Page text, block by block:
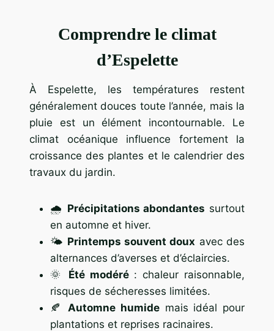
Comprendre le climat
d’Espelette
À Espelette, les températures restent
généralement douces toute l’année, mais la
pluie est un élément incontournable. Le
climat océanique influence fortement la
croissance des plantes et le calendrier des
travaux du jardin.
🌧️ Précipitations abondantes surtout
en automne et hiver.
🌤️ Printemps souvent doux avec des
alternances d’averses et d’éclaircies.
🌞 Été modéré: chaleur raisonnable,
risques de sécheresses limitées.
🍂Automne humide mais idéal pour
plantations et reprises racinaires.